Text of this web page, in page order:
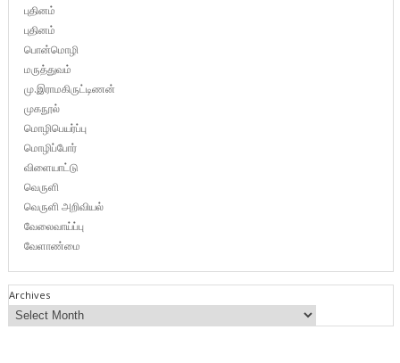
புதினம்
புதினம்
பொன்மொழி
மருத்துவம்
மு.இராமகிருட்டிணன்
முகநூல்
மொழிபெயர்ப்பு
மொழிப்போர்
விளையாட்டு
வெருளி
வெருளி அறிவியல்
வேலைவாய்ப்பு
வேளாண்மை
Archives